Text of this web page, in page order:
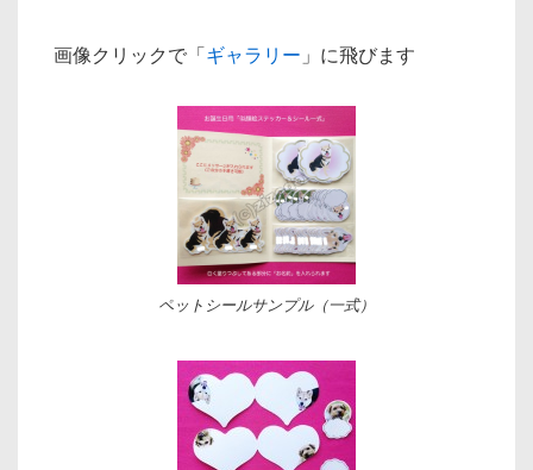
画像クリックで「 ギャラリー 」に飛びます
ペットシールサンプル（一式）